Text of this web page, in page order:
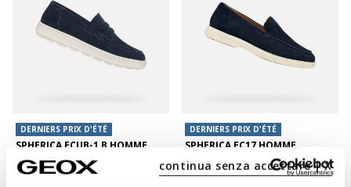
continua senza accettare | X
DERNIERS PRIX D'ÉTÉ
SPHERICA ECUB-1 B HOMME
Mocassins en daim
€85,00
4 COULEURS
DERNIERS PRIX D'ÉTÉ
SPHERICA EC17 HOMME
Mocassins d'été en daim
€99,00
2 COULEURS